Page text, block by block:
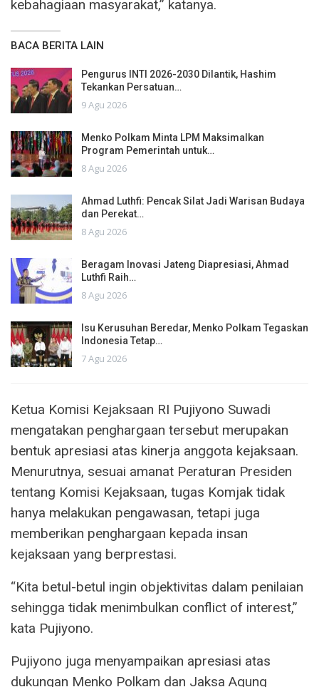
kebahagiaan masyarakat,” katanya.
BACA BERITA LAIN
Pengurus INTI 2026-2030 Dilantik, Hashim
Tekankan Persatuan…
9 Agu 2026
Menko Polkam Minta LPM Maksimalkan
Program Pemerintah untuk…
8 Agu 2026
Ahmad Luthfi: Pencak Silat Jadi Warisan Budaya
dan Perekat…
8 Agu 2026
Beragam Inovasi Jateng Diapresiasi, Ahmad
Luthfi Raih…
8 Agu 2026
Isu Kerusuhan Beredar, Menko Polkam Tegaskan
Indonesia Tetap…
7 Agu 2026
Ketua Komisi Kejaksaan RI Pujiyono Suwadi
mengatakan penghargaan tersebut merupakan
bentuk apresiasi atas kinerja anggota kejaksaan.
Menurutnya, sesuai amanat Peraturan Presiden
tentang Komisi Kejaksaan, tugas Komjak tidak
hanya melakukan pengawasan, tetapi juga
memberikan penghargaan kepada insan
kejaksaan yang berprestasi.
“Kita betul-betul ingin objektivitas dalam penilaian
sehingga tidak menimbulkan conflict of interest,”
kata Pujiyono.
Pujiyono juga menyampaikan apresiasi atas
dukungan Menko Polkam dan Jaksa Agung